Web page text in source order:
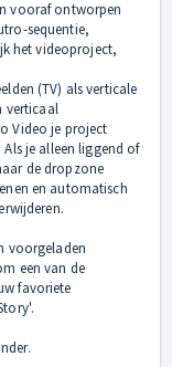
vooraf ontworpen
sequentie,
het videoproject,
(TV) als verticale
verticaal
Video je project
je alleen liggend of
de dropzone
en automatisch
voorgeladen
een van de
favoriete